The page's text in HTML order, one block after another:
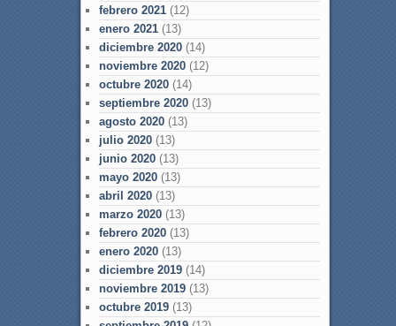
febrero 2021(12)
enero 2021(13)
diciembre 2020(14)
noviembre 2020(12)
octubre 2020(14)
septiembre 2020(13)
agosto 2020(13)
julio 2020(13)
junio 2020(13)
mayo 2020(13)
abril 2020(13)
marzo 2020(13)
febrero 2020(13)
enero 2020(13)
diciembre 2019(14)
noviembre 2019(13)
octubre 2019(13)